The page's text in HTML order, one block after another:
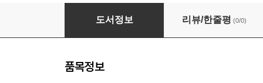
Beneath the Sleepless Stars
도서정보 리뷰/한줄평 (0/0)
품목정보